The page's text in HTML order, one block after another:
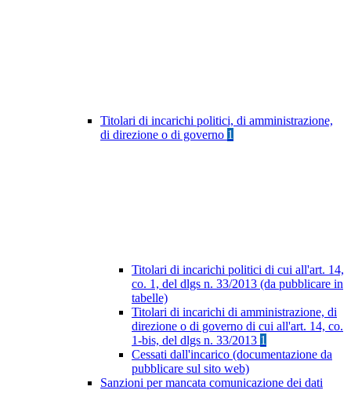
Titolari di incarichi politici, di amministrazione,
di direzione o di governo 1
Titolari di incarichi politici di cui all'art. 14,
co. 1, del dlgs n. 33/2013 (da pubblicare in
tabelle)
Titolari di incarichi di amministrazione, di
direzione o di governo di cui all'art. 14, co.
1-bis, del dlgs n. 33/2013 1
Cessati dall'incarico (documentazione da
pubblicare sul sito web)
Sanzioni per mancata comunicazione dei dati